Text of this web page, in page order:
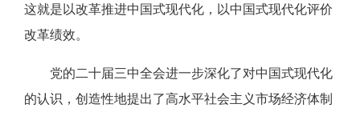
这就是以改革推进中国式现代化，以中国式现代化评价
改革绩效。
党的二十届三中全会进一步深化了对中国式现代化
的认识，创造性地提出了高水平社会主义市场经济体制